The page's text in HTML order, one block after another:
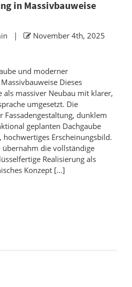
in Massivbauweise
|
November 4th, 2025
und moderner
Dieses
als massiver Neubau mit klarer,
umgesetzt. Die
Fassadengestaltung, dunklem
geplanten Dachgaube
Erscheinungsbild.
die vollständige
Realisierung als
Konzept […]